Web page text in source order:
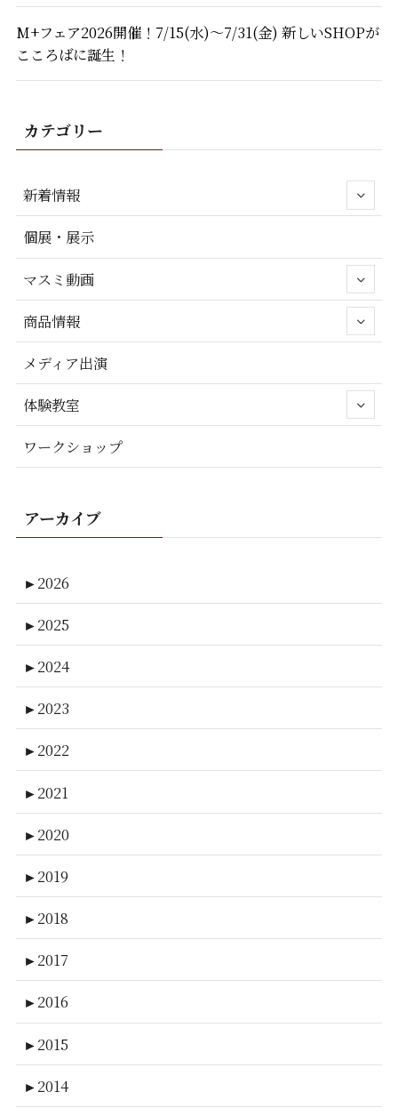
M+フェア2026開催！7/15(水)～7/31(金) 新しいSHOPが
こころばに誕生！
カテゴリー
新着情報
個展・展示
マスミ動画
商品情報
メディア出演
体験教室
ワークショップ
アーカイブ
►2026
►2025
►2024
►2023
►2022
►2021
►2020
►2019
►2018
►2017
►2016
►2015
►2014